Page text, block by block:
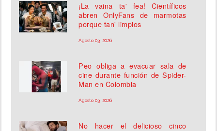
¡La vaina ta' fea! Científicos
abren OnlyFans de marmotas
porque tan' limpios
Agosto 03, 2026
Peo obliga a evacuar sala de
cine durante función de Spider-
Man en Colombia
Agosto 03, 2026
No hacer el delicioso cinco